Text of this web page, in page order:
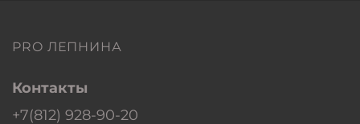
PRO ЛЕПНИНА
Контакты
+7(812) 928-90-20